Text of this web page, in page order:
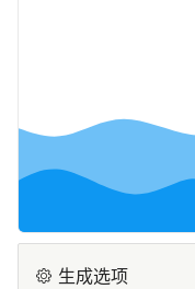
生成选项